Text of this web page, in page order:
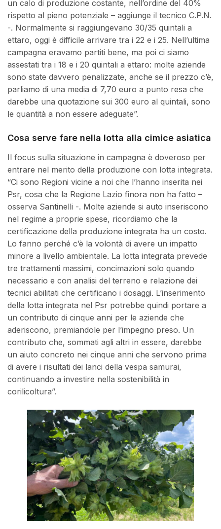
un calo di produzione costante, nell’ordine del 40%
rispetto al pieno potenziale – aggiunge il tecnico C.P.N.
-. Normalmente si raggiungevano 30/35 quintali a
ettaro, oggi è difficile arrivare tra i 22 e i 25. Nell’ultima
campagna eravamo partiti bene, ma poi ci siamo
assestati tra i 18 e i 20 quintali a ettaro: molte aziende
sono state davvero penalizzate, anche se il prezzo c’è,
parliamo di una media di 7,70 euro a punto resa che
darebbe una quotazione sui 300 euro al quintali, sono
le quantità a non essere adeguate”.
Cosa serve fare nella lotta alla cimice asiatica
Il focus sulla situazione in campagna è doveroso per
entrare nel merito della produzione con lotta integrata.
“Ci sono Regioni vicine a noi che l’hanno inserita nei
Psr, cosa che la Regione Lazio finora non ha fatto –
osserva Santinelli -. Molte aziende si auto inseriscono
nel regime a proprie spese, ricordiamo che la
certificazione della produzione integrata ha un costo.
Lo fanno perché c’è la volontà di avere un impatto
minore a livello ambientale. La lotta integrata prevede
tre trattamenti massimi, concimazioni solo quando
necessario e con analisi del terreno e relazione dei
tecnici abilitati che certificano i dosaggi. L’inserimento
della lotta integrata nel Psr potrebbe quindi portare a
un contributo di cinque anni per le aziende che
aderiscono, premiandole per l’impegno preso. Un
contributo che, sommati agli altri in essere, darebbe
un aiuto concreto nei cinque anni che servono prima
di avere i risultati dei lanci della vespa samurai,
continuando a investire nella sostenibilità in
corilicoltura”.